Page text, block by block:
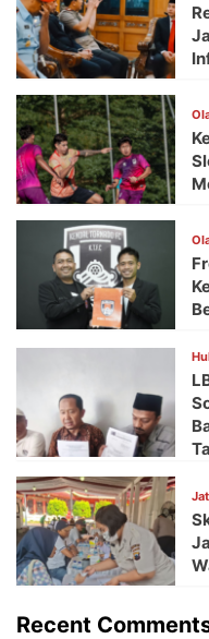
Recent